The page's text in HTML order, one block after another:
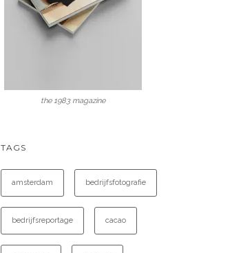
the 1983 magazine
TAGS
amsterdam bedrijfsfotografie
bedrijfsreportage cacao